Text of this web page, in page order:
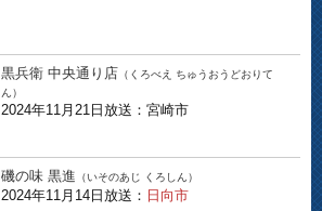
黒兵衛 中央通り店 （くろべえ ちゅうおうどおりて
ん）
2024年11月21日放送：宮崎市
磯の味 黒進 （いそのあじ くろしん）
2024年11月14日放送： 日向市